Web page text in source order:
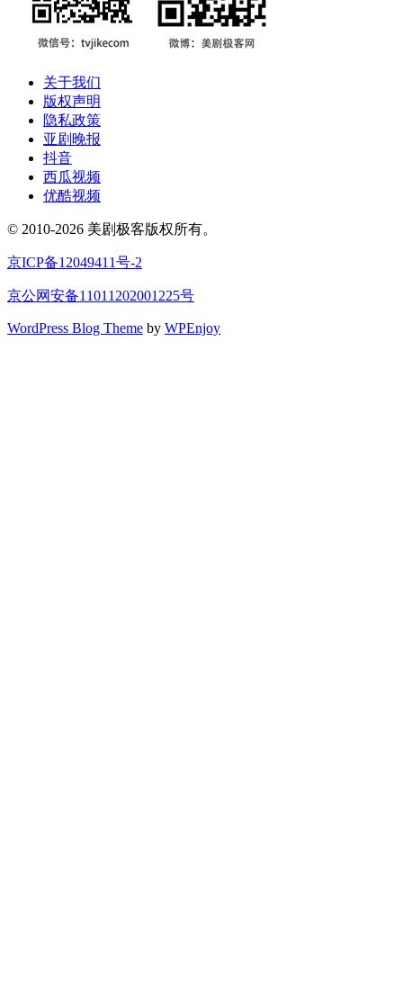
关于我们
版权声明
隐私政策
亚剧晚报
抖音
西瓜视频
优酷视频
© 2010-2026 美剧极客版权所有。
京ICP备12049411号-2
京公网安备11011202001225号
WordPress Blog Theme by WPEnjoy